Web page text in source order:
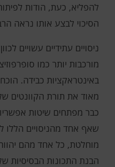
להפליא, כעת, הודות לפיתוח
הסיכוי לבצע אותו נראה
ניסויים עתידיים עשויים
מורכבות יותר כמו
באינטראקציות כבידה.
מאוד את תורת הקוונטים
כבר מפתחים שיטות
שאף אחד מהניסויים הללו
מוחלטת, כל אחד מהם
הבנת התכונות הבסיסיות